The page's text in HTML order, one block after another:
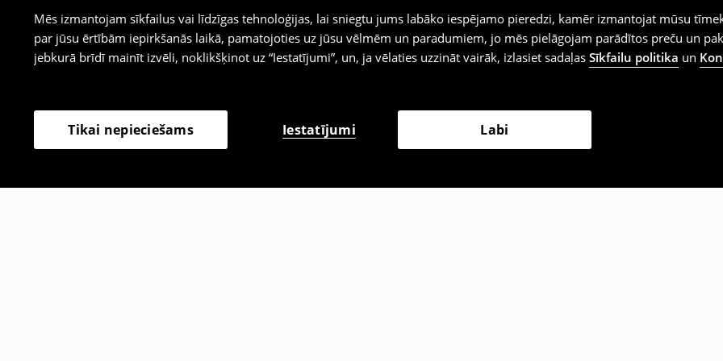
Mēs izmantojam sīkfailus vai līdzīgas tehnoloģijas, lai sniegtu jums labāko iespējamo pieredzi, kamēr izmantojat mūsu
par jūsu ērtībām iepirkšanās laikā, pamatojoties uz jūsu vēlmēm un paradumiem, jo mēs pielāgojam parādītos preču un
jebkurā brīdī mainīt izvēli, noklikšķinot uz “Iestatījumi”, un, ja vēlaties uzzināt vairāk, izlasiet sadaļas Sīkfailu politika un
Tikai nepieciešams Iestatījumi Labi